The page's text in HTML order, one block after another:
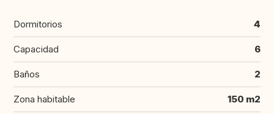
Dormitorios 4
Capacidad 6
Baños 2
Zona habitable 150 m2